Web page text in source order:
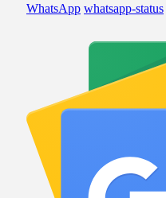
WhatsApp whatsapp-status